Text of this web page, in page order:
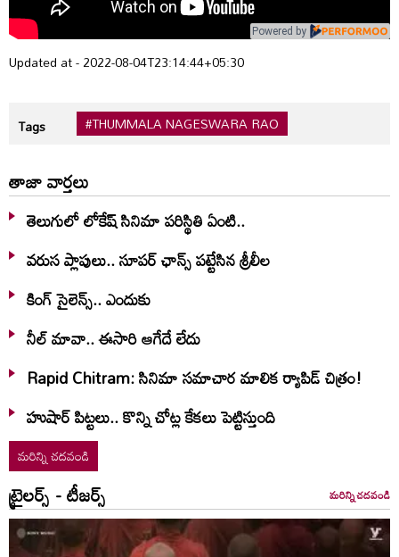
Powered by
Updated at - 2022-08-04T23:14:44+05:30
Tags #THUMMALA NAGESWARA RAO
తాజా వార్తలు
తెలుగులో లోకేష్ సినిమా పరిస్థితి ఏంటి..
వరుస ప్లాపులు.. సూపర్ ఛాన్స్ పట్టేసిన శ్రీలీల
కింగ్ సైలెన్స్.. ఎందుకు
నీల్ మావా.. ఈసారి ఆగేదే లేదు
Rapid Chitram: సినిమా సమాచార మాలిక ర్యాపిడ్ చిత్రం!
హుషార్‌ పిట్టలు.. కొన్ని చోట్ల కేకలు పెట్టిస్తుంది
మరిన్ని చదవండి
ట్రైలర్స్ - టీజర్స్ మరిన్ని చదవండి